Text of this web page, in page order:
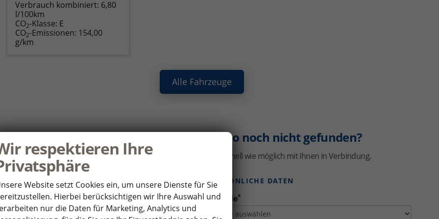
Verbrauch kombiniert: 6,80
l/100km
CO2-Klasse: E
CO2-Emissionen: 154,00
g/km
Alle Fahrzeuge
haben noch Fragen oder Ihr Wunschauto noch nicht gefunden?
Sie uns Ihre Anfrage über das Formular. Wir setzen uns so schnell wie möglich mit Ihnen in Verbindung.
WUNSCHFAHRZEUG
*
PERSÖNLICHE DATEN
Anrede*
respektieren Ihre
Website setzt Cookies ein, um unsere Dienste für Sie
Hierbei berücksichtigen wir Ihre Auswahl und
nur die Daten für Marketing, Analytics und